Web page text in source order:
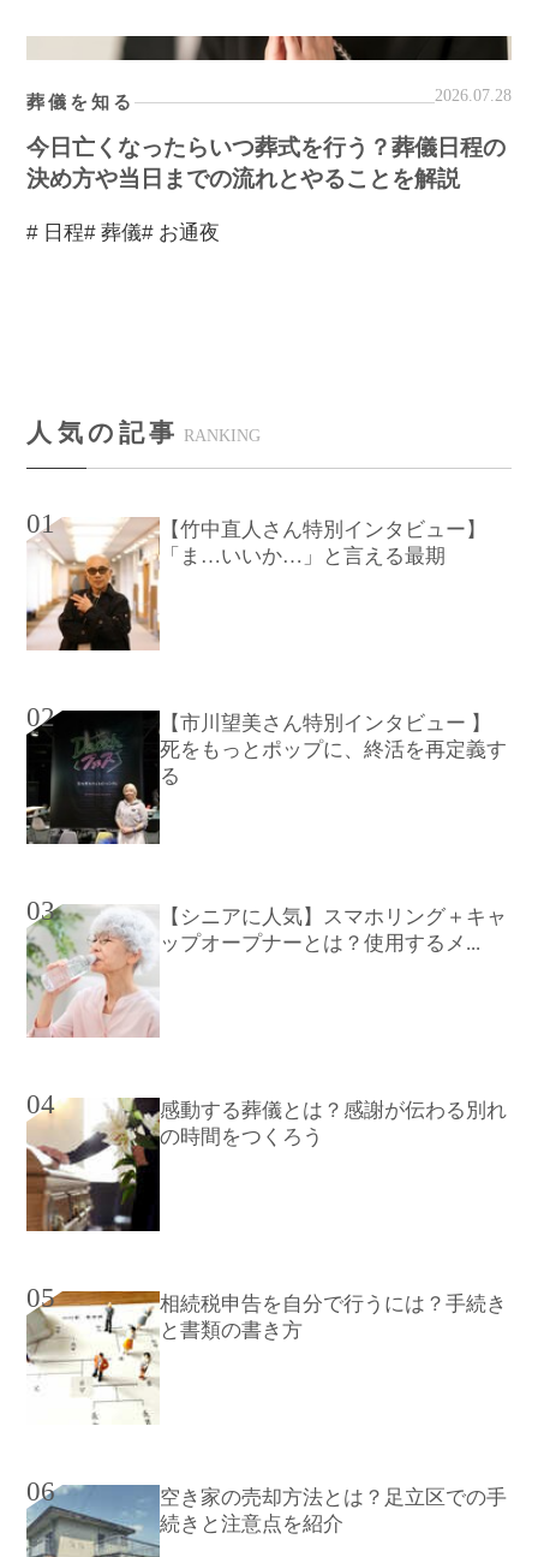
葬儀を知る 2026.07.28
今日亡くなったらいつ葬式を行う？葬儀日程の
決め方や当日までの流れとやることを解説
# 日程# 葬儀# お通夜
人気の記事 RANKING
01
【竹中直人さん特別インタビュー】
「ま…いいか…」と言える最期
02
【市川望美さん特別インタビュー 】
死をもっとポップに、終活を再定義す
る
03
【シニアに人気】スマホリング＋キャ
ップオープナーとは？使用するメ...
04
感動する葬儀とは？感謝が伝わる別れ
の時間をつくろう
05
相続税申告を自分で行うには？手続き
と書類の書き方
06
空き家の売却方法とは？足立区での手
続きと注意点を紹介